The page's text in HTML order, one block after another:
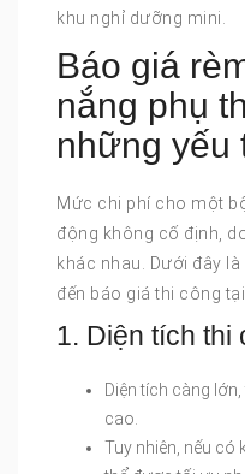
khu nghỉ dưỡng mini.
Báo giá
nắng phụ
những yếu
Mức chi phí cho một
động không cố định,
khác nhau. Dưới đây
đến báo giá thi công
1. Diện tích thi
Diện tích càng
cao.
Tuy nhiên, nếu có